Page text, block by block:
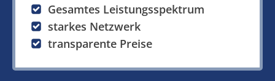
Gesamtes Leistungsspektrum
starkes Netzwerk
transparente Preise